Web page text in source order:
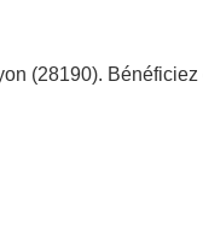
(28190). Bénéficiez